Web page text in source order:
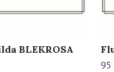
BLEKROSA
95